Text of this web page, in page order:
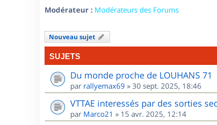
Modérateur : Modérateurs des Forums
Nouveau sujet
SUJETS
Du monde proche de LOUHANS 71
par rallyemax69 » 30 sept. 2025, 18:46
VTTAE interessés par des sorties
par Marco21 » 15 avr. 2025, 12:14